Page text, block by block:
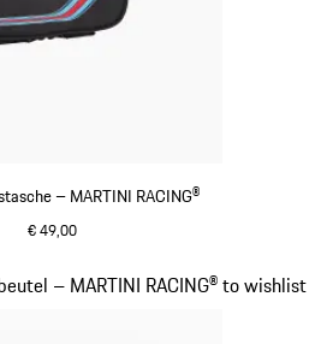
– MARTINI RACING®
€ 49,00
– MARTINI RACING® to wishlist